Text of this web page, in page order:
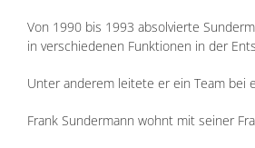
Von 1990 bis 1993 absolvierte
in verschiedenen Funktionen in der
Unter anderem leitete er ein Team bei
Frank Sundermann wohnt mit seiner